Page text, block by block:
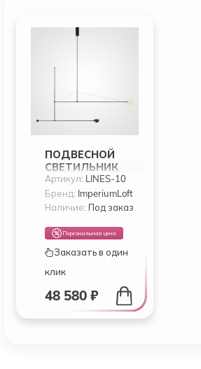
ПОДВЕСНОЙ
СВЕТИЛЬНИК
LINES K BY
IMPERIUMLOFT
Артикул: LINES-10
Бренд: ImperiumLoft
Наличие: Под заказ
Персональная цена
Заказать в один
клик
48 580 ₽